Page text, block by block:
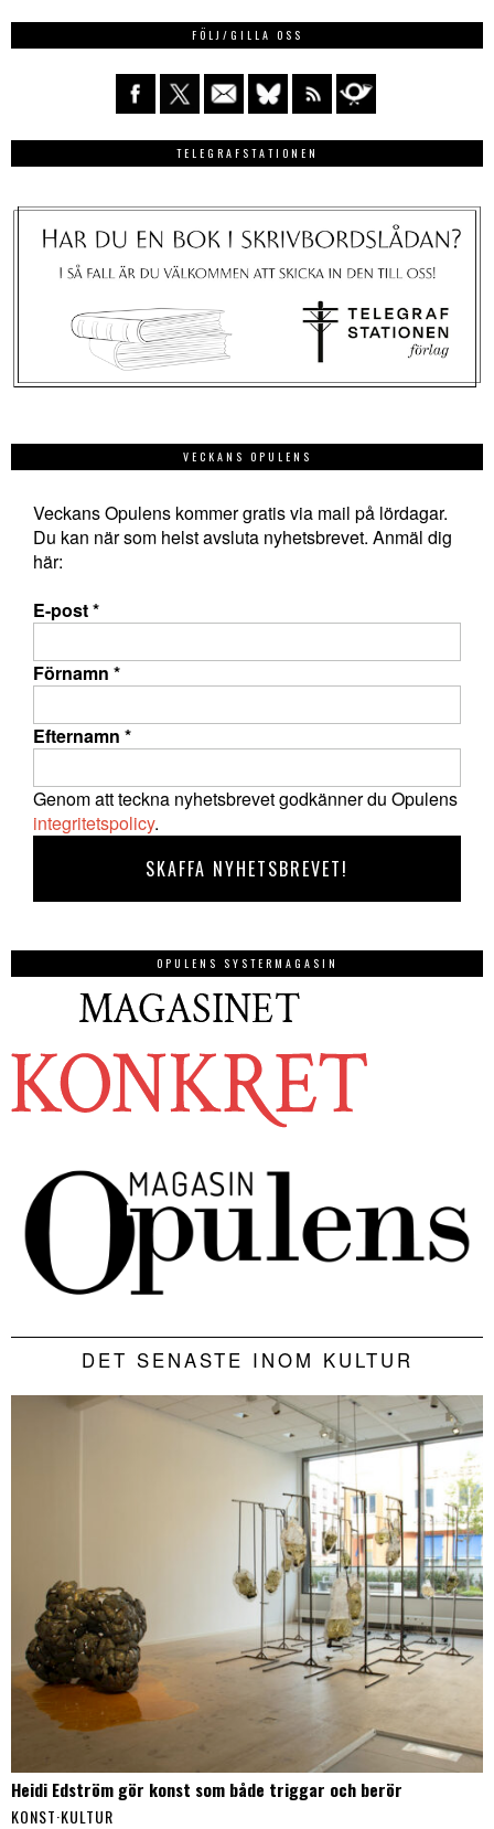
FÖLJ/GILLA OSS
TELEGRAFSTATIONEN
VECKANS OPULENS
Veckans Opulens kommer gratis via mail på lördagar.
Du kan när som helst avsluta nyhetsbrevet. Anmäl dig
här:
E-post*
Förnamn *
Efternamn *
Genom att teckna nyhetsbrevet godkänner du Opulens
integritetspolicy.
OPULENS SYSTERMAGASIN
DET SENASTE INOM KULTUR
Heidi Edström gör konst som både triggar och berör
KONST·KULTUR